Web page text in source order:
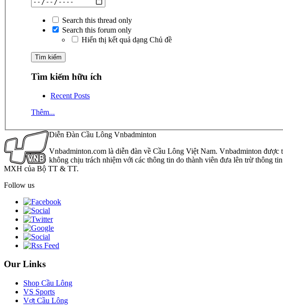
Search this thread only
Search this forum only
Hiển thị kết quả dạng Chủ đề
Tìm kiếm hữu ích
Recent Posts
Thêm...
Diễn Đàn Cầu Lông Vnbadminton
Vnbadminton.com là diễn đàn về Cầu Lông Việt Nam. Vnbadminton
không chịu trách nhiệm với các thông tin do thành viên đưa lên trừ thông
MXH của Bộ TT & TT.
Follow us
Our Links
Shop Cầu Lông
VS Sports
Vợt Cầu Lông